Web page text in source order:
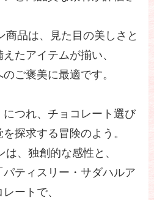
商品は、見た目の美しさと
たアイテムが揃い、
ご褒美に最適です。
つれ、チョコレート選び
探求する冒険のよう。
、独創的な感性と、
ティスリー・サダハルア
ートで、